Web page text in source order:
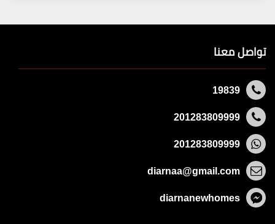
تواصل معنا
19839
201283809999
201283809999
diarnaa@gmail.com
diarnanewhomes